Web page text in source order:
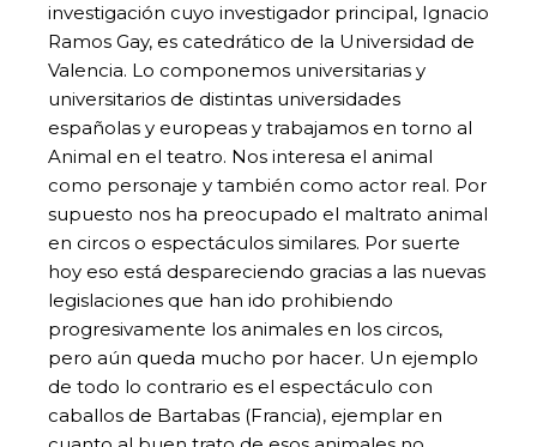
investigación cuyo investigador principal, Ignacio
Ramos Gay, es catedrático de la Universidad de
Valencia. Lo componemos universitarias y
universitarios de distintas universidades
españolas y europeas y trabajamos en torno al
Animal en el teatro. Nos interesa el animal
como personaje y también como actor real. Por
supuesto nos ha preocupado el maltrato animal
en circos o espectáculos similares. Por suerte
hoy eso está despareciendo gracias a las nuevas
legislaciones que han ido prohibiendo
progresivamente los animales en los circos,
pero aún queda mucho por hacer. Un ejemplo
de todo lo contrario es el espectáculo con
caballos de Bartabas (Francia), ejemplar en